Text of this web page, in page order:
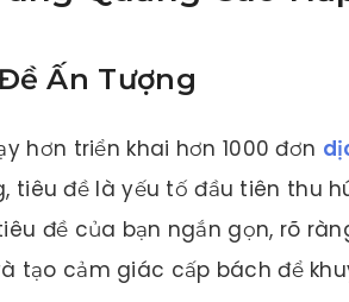
Ấn Tượng
hơn triển khai hơn 1000 đơn
tiêu đề là yếu tố đầu tiên thu
đề của bạn ngắn gọn, rõ
tạo cảm giác cấp bách để